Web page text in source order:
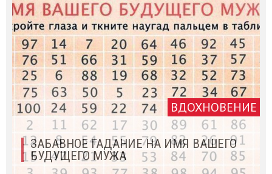
ВДОХНОВЕНИЕ
ЗАБАВНОЕ ГАДАНИЕ НА ИМЯ ВАШЕГО
БУДУЩЕГО МУЖА